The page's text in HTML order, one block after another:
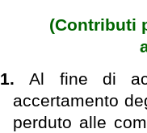
(Contributi
1.Al fine di
accertamento
perduto alle